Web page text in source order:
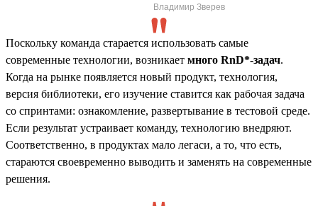
Владимир Зверев
Поскольку команда старается использовать самые
современные технологии, возникает много RnD*-задач.
Когда на рынке появляется новый продукт, технология,
версия библиотеки, его изучение ставится как рабочая задача
со спринтами: ознакомление, развертывание в тестовой среде.
Если результат устраивает команду, технологию внедряют.
Соответственно, в продуктах мало легаси, а то, что есть,
стараются своевременно выводить и заменять на современные
решения.